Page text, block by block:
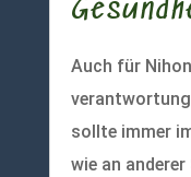
Auch für
sollte immer
wie an